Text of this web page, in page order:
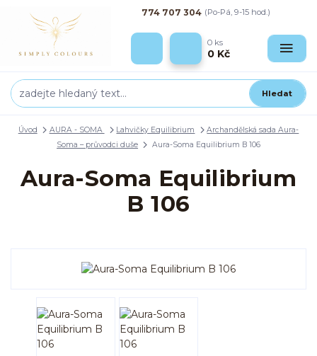
Hledat
774 707 304 (Po-Pá, 9-15 hod.)
0 ks
0 Kč
Úvod AURA - SOMA Lahvičky Equilibrium
Archandělská sada Aura-
Soma – průvodci duše
Aura-Soma Equilibrium B 106
Aura-Soma Equilibrium
B 106